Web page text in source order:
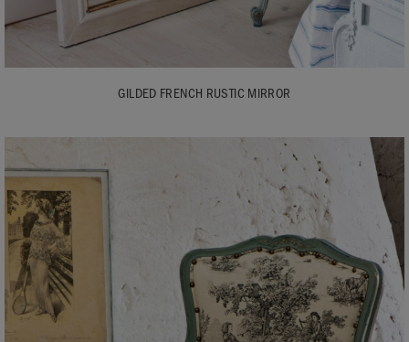
GILDED FRENCH RUSTIC MIRROR